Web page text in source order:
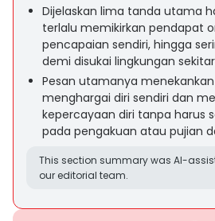
Dijelaskan lima tanda utama
terlalu memikirkan pendapat
pencapaian sendiri, hingga
demi disukai lingkungan
Pesan utamanya
menghargai diri sendiri dan
kepercayaan diri tanpa harus
pada pengakuan atau pujian
This section summary was AI-
our editorial team.